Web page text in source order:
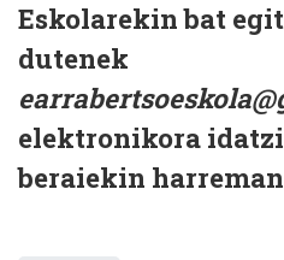
Eskolarekin bat
dutenek
elektronikora
beraiekin